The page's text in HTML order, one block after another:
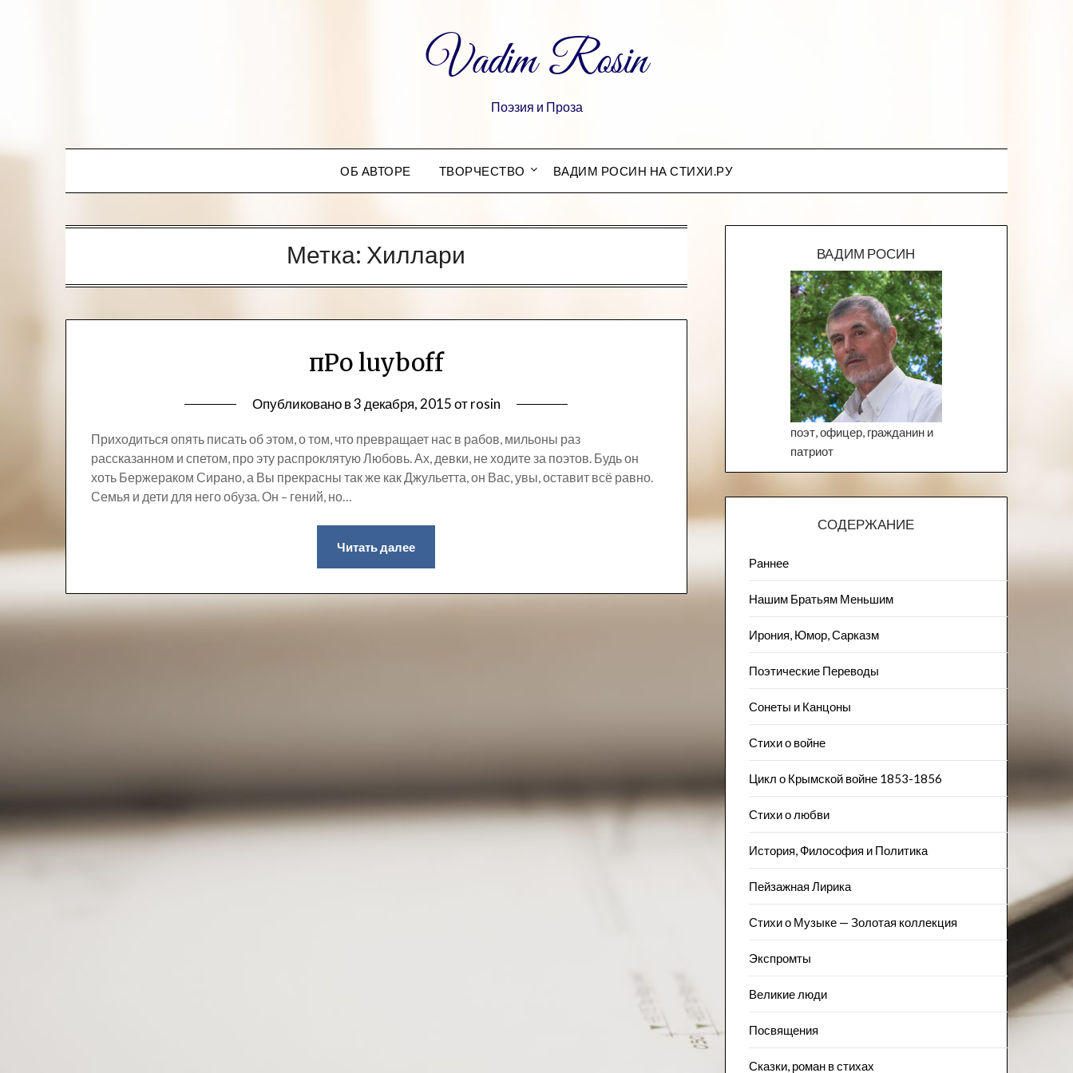
Vadim Rosin
Поэзия и Проза
ОБ АВТОРЕ ТВОРЧЕСТВО ВАДИМ РОСИН НА СТИХИ.РУ
Метка: Хиллари
пРо luyboff
Опубликовано в3 декабря, 2015отrosin
Приходиться опять писать об этом, о том, что превращает нас в рабов, мильоны раз
рассказанном и спетом, про эту распроклятую Любовь. Ах, девки, не ходите за поэтов. Будь он
хоть Бержераком Сирано, а Вы прекрасны так же как Джульетта, он Вас, увы, оставит всё равно.
Семья и дети для него обуза. Он – гений, но…
Читать далее
ВАДИМ РОСИН
поэт, офицер, гражданин и
патриот
СОДЕРЖАНИЕ
Раннее
Нашим Братьям Меньшим
Ирония, Юмор, Сарказм
Поэтические Переводы
Сонеты и Канцоны
Стихи о войне
Цикл о Крымской войне 1853-1856
Стихи о любви
История, Философия и Политика
Пейзажна​я Лирика
Стихи о Музыке — Золотая коллекция
Экспромты
Великие люди
Посвящения
Сказки, роман в стихах